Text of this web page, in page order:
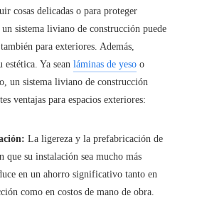
cosas delicadas o para proteger
sistema liviano de construcción puede
para exteriores. Además,
estética. Ya sean láminas de yeso o
un sistema liviano de construcción
ventajas para espacios exteriores:
La ligereza y la prefabricación de
que su instalación sea mucho más
en un ahorro significativo tanto en
como en costos de mano de obra.